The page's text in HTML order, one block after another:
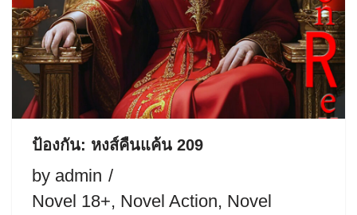
ป้องกัน: หงส์คืนแค้น 209
by admin
Novel 18+, Novel Action, Novel